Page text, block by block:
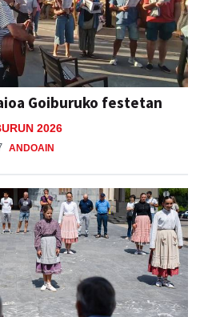
Goiburuko festetan
2026
ANDOAIN